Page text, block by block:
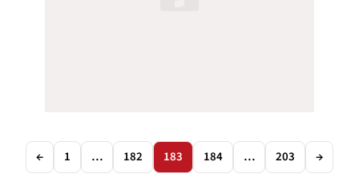
← 1 … 182 183 184 … 203 →